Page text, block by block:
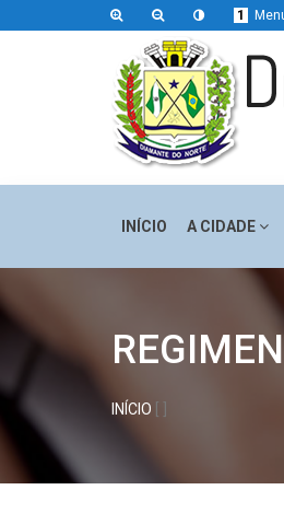
1
INÍCIO A CIDADE
INÍCIO